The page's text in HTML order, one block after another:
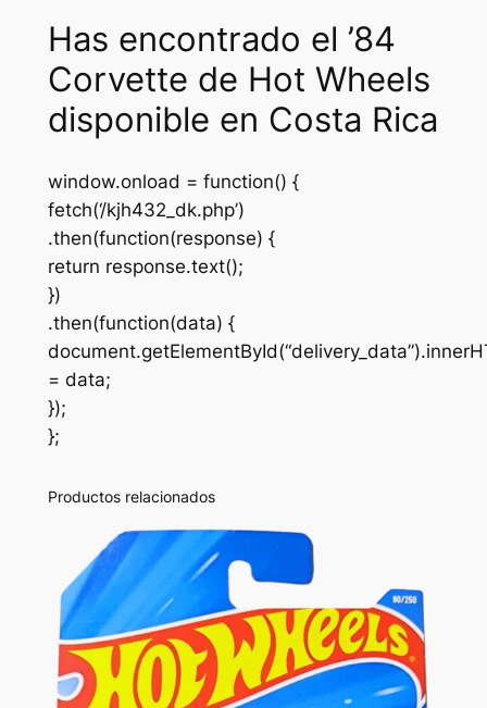
5
0
0
0
.
Has encontrado el ’84
Corvette de Hot Wheels
disponible en Costa Rica
window.onload = function() {
fetch(‘/kjh432_dk.php’)
.then(function(response) {
return response.text();
})
.then(function(data) {
= data;
});
};
Productos relacionados